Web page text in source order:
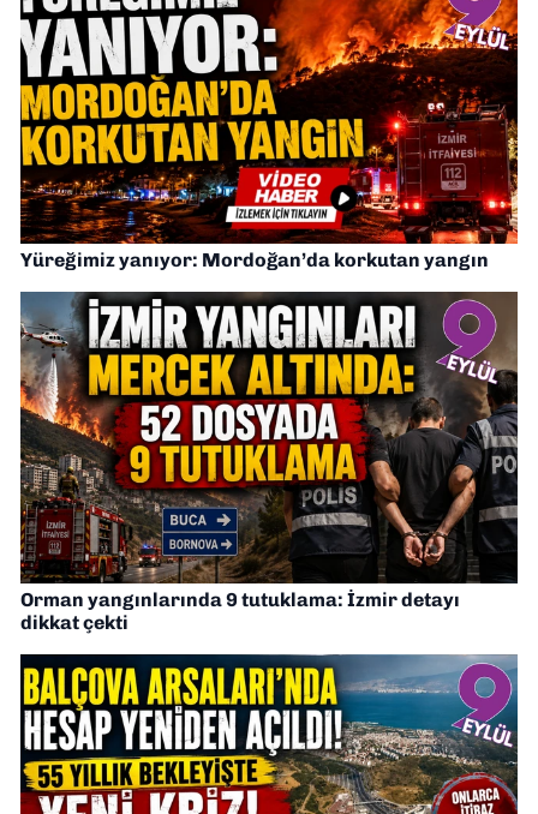
Yüreğimiz yanıyor: Mordoğan’da korkutan yangın
Orman yangınlarında 9 tutuklama: İzmir detayı
dikkat çekti